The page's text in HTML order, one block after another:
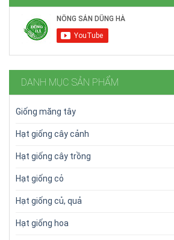
DANH MỤC SẢN PHẨM
Giống măng tây
Hạt giống cây cảnh
Hạt giống cây trồng
Hạt giống cỏ
Hạt giống củ, quả
Hạt giống hoa